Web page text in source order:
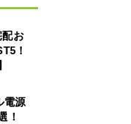
配お
！
電源
！